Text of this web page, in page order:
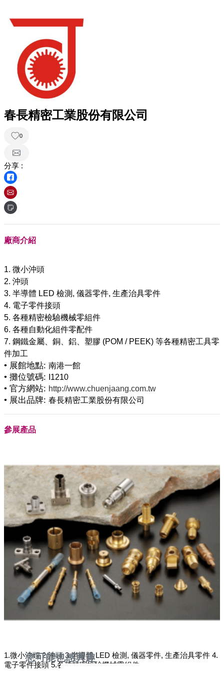
春長精密工業股份有限公司
0
分享 :
廠商介紹
1. 微小沖頭
2. 沖頭
3. 半導體 LED 檢測, 儀器零件, 生產治具零件
4. 電子零件接頭
5. 各種精密檢驗機械零組件
6. 各種自動化組件零配件
7. 鋼鐵金屬、銅、鋁、塑膠 (POM / PEEK) 等各種精密工具零
• 展館地點: 南港一館
• 攤位號碼: I1210
• 官方網站: http://www.chuenjaang.com.tw
• 展出品牌: 春長精密工業股份有限公司
參展產品
1.微小沖頭 2.沖頭 3.半導體 LED 檢測, 儀器零件, 生產治具零件 4.
電子零件接頭 5.各種精密檢驗機械零組件
您可能也感興趣